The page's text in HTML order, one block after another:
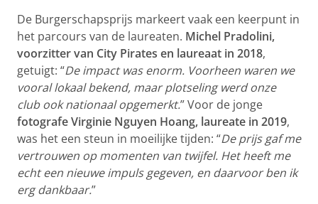
De Burgerschapsprijs markeert vaak een keerpunt in
het parcours van de laureaten. Michel Pradolini,
voorzitter van City Pirates en laureaat in 2018,
getuigt: “De impact was enorm. Voorheen waren we
vooral lokaal bekend, maar plotseling werd onze
club ook nationaal opgemerkt.” Voor de jonge
fotografe Virginie Nguyen Hoang, laureate in 2019,
was het een steun in moeilijke tijden: “De prijs gaf me
vertrouwen op momenten van twijfel. Het heeft me
echt een nieuwe impuls gegeven, en daarvoor ben ik
erg dankbaar.”